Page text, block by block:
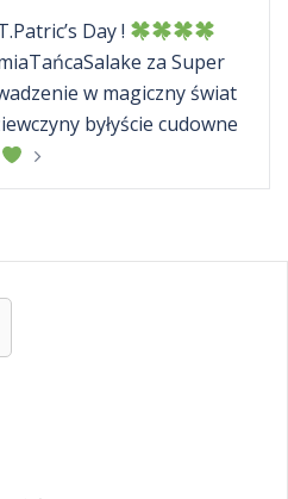
Day !
za Super
w magiczny świat
byłyście cudowne